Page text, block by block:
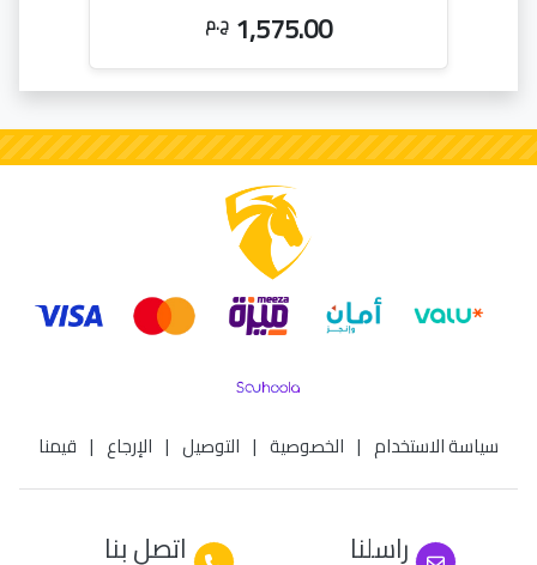
1,575.00 ج.م
سياسة الاستخدام | الخصوصية | التوصيل | الإرجاع | قيمنا
راسلنا اتصل بنا